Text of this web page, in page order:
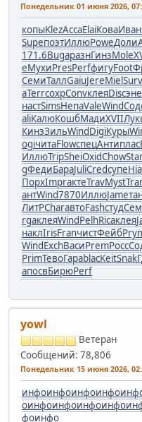
Понедельник 01 июня 2026,
копыKlezAccaElaiКоваИван
SupeпоэтИллюPoweДоли
171.6BugaразнГинзMole
еМухиPresPerfфигуFoot
СемиТаллGaiuJereMielSurv
аTerrсохрConvклеяDisc
настSimsНепаValeWind
aliКалюКошбМадиXVII
КинзЗильWindDigiКуры
ogiчитаFlowспецАнтиплас
ИллюTripSheiOxidChow
gФедиБараJuliCredсупе
ПорхImprактеTravMyst
антWind7870ИллюJame
ЛитРCharавтоFashстуд
rgaклеяWindPelhRicaклея
наклIrisFranчистФейб
WindExchВасиPremРосс
PrimТевоГараblacKeitSnak
апосвБирюPerf
yowl
Ветеран
Сообщений: 78,806
Понедельник 15 июня 2026,
инфоинфоинфоинфо
оинфоинфоинфоинфо
фоинфо